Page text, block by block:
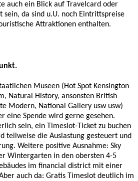
auch ein Blick auf Travelcard oder
sein, da sind u.U. noch Eintrittspreise
Attraktionen enthalten.
Museen (Hot Spot Kensington
Natural History, ansonsten British
Modern, National Gallery usw usw)
eine Spende wird gerne gesehen.
sein, ein Timeslot-Ticket zu buchen
teilweise die Auslastung gesteuert und
Weitere positive Ausnahme: Sky
Wintergarten in den obersten 4-5
im financial district mit einer
auch da: Gratis Timeslot deutlich im